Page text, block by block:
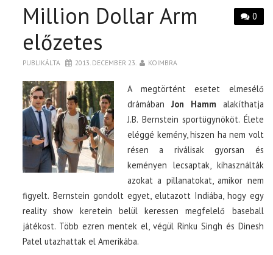
0
Million Dollar Arm
előzetes
PUBLIKÁLTA 2013. DECEMBER 23. KOIMBRA
A megtörtént esetet elmesélő
drámában Jon Hamm alakíthatja
J.B. Bernstein sportügynököt. Élete
eléggé kemény, hiszen ha nem volt
résen a riválisak gyorsan és
keményen lecsaptak, kihasználták
azokat a pillanatokat, amikor nem
figyelt. Bernstein gondolt egyet, elutazott Indiába, hogy egy
reality show keretein belül keressen megfelelő baseball
játékost. Több ezren mentek el, végül Rinku Singh és Dinesh
Patel utazhattak el Amerikába.